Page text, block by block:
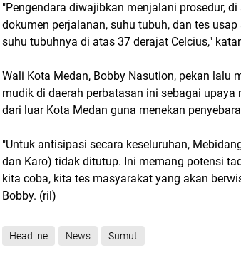
"Pengendara diwajibkan menjalani prosedur,
dokumen perjalanan, suhu tubuh, dan tes
suhu tubuhnya di atas 37 derajat Celcius,"
Wali Kota Medan, Bobby Nasution, pekan lalu
mudik di daerah perbatasan ini sebagai
dari luar Kota Medan guna menekan
"Untuk antisipasi secara keseluruhan,
dan Karo) tidak ditutup. Ini memang potensi
kita coba, kita tes masyarakat yang akan
Bobby. (ril)
Headline News Sumut